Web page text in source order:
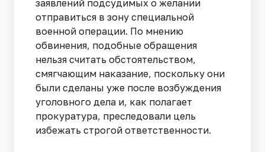
заявлений подсудимых о желании
отправиться в зону специальной
военной операции. По мнению
обвинения, подобные обращения
нельзя считать обстоятельством,
смягчающим наказание, поскольку они
были сделаны уже после возбуждения
уголовного дела и, как полагает
прокуратура, преследовали цель
избежать строгой ответственности.